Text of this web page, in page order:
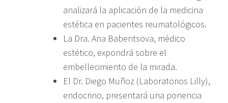
analizará la aplicación de la medicina
estética en pacientes reumatológicos.
La Dra. Ana Babentsova, médico
estético, expondrá sobre el
embellecimiento de la mirada.
El Dr. Diego Muñoz (Laboratorios Lilly),
endocrino, presentará una ponencia